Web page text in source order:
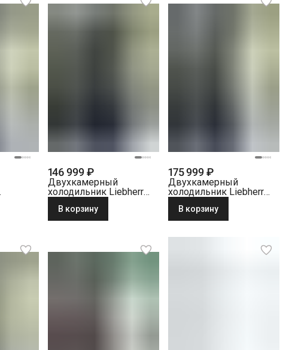
146 999 ₽
Двухкамерный
холодильник Liebherr
NoFrost черная
нержавеющая сталь
В корзину
175 999 ₽
Двухкамерный
холодильник Liebherr
Веган
В корзину